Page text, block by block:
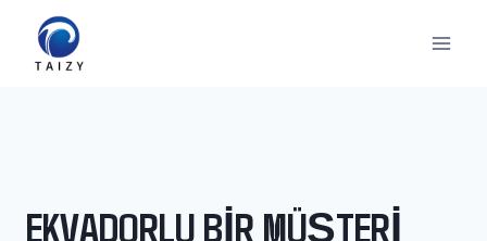
content
EKVADORLU BIR MÜŞTERI